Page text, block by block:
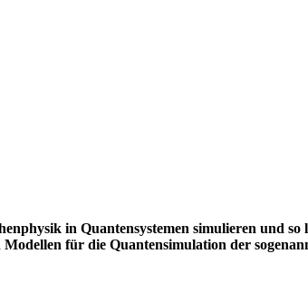
in Quantensystemen simulieren und
für die Quantensimulation der